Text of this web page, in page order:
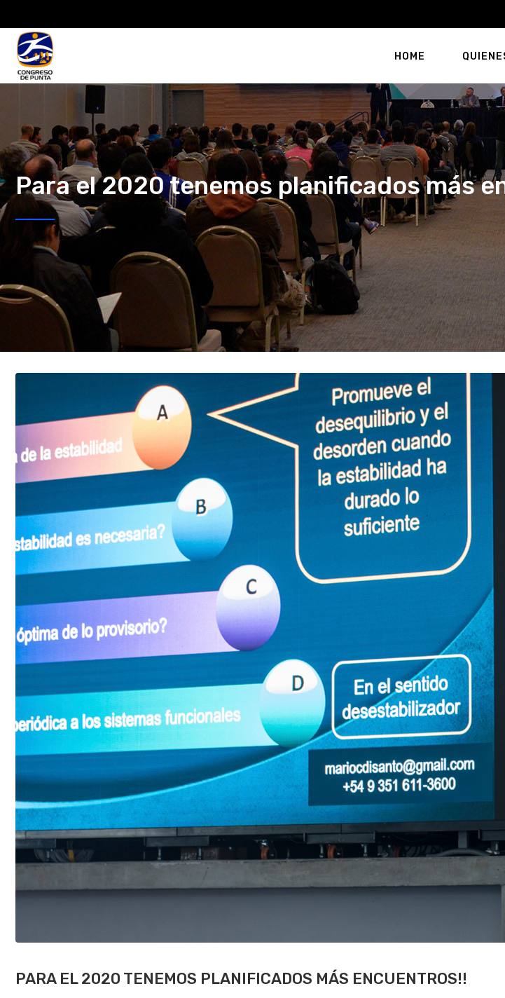
HOME
Para el 2020 tenemos planificados más
PARA EL 2020 TENEMOS PLANIFICADOS MÁS ENCUENTROS!!